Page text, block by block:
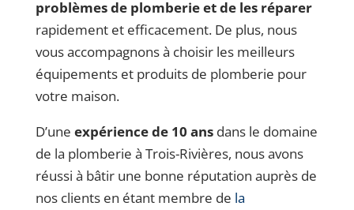
problèmes de plomberie et de les réparer
rapidement et efficacement. De plus, nous
vous accompagnons à choisir les meilleurs
équipements et produits de plomberie pour
votre maison.
D’une expérience de 10 ansdans le domaine
de la plomberie à Trois-Rivières, nous avons
réussi à bâtir une bonne réputation auprès de
nos clients en étant membre de la